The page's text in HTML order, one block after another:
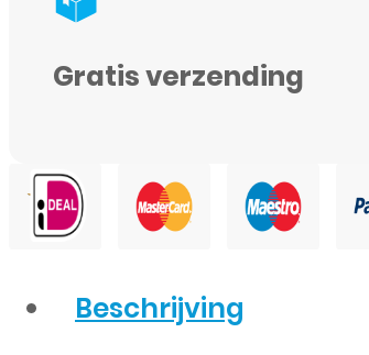
Gratis verzending
Beschrijving